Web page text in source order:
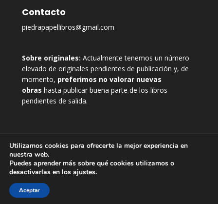
Contacto
piedrapapellibros@gmail.com
Sobre originales: Actualmente tenemos un número
elevado de originales pendientes de publicación y, de
momento, preferimos no valorar nuevas
obras hasta publicar buena parte de los libros
pendientes de salida.
Utilizamos cookies para ofrecerte la mejor experiencia en
nuestra web.
Puedes aprender más sobre qué cookies utilizamos o
desactivarlas en los ajustes.
Aceptar